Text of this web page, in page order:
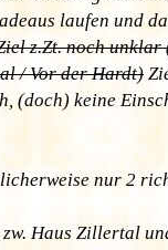
laufen und
z.Zt. noch
/ Vor der Hardt)
(doch) keine
nur 2
Haus Zillertal